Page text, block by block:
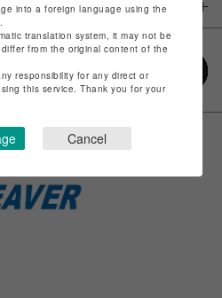
into a foreign language using the
translation system, it may not be
from the original content of the
responsibility for any direct or
this service. Thank you for your
Cancel